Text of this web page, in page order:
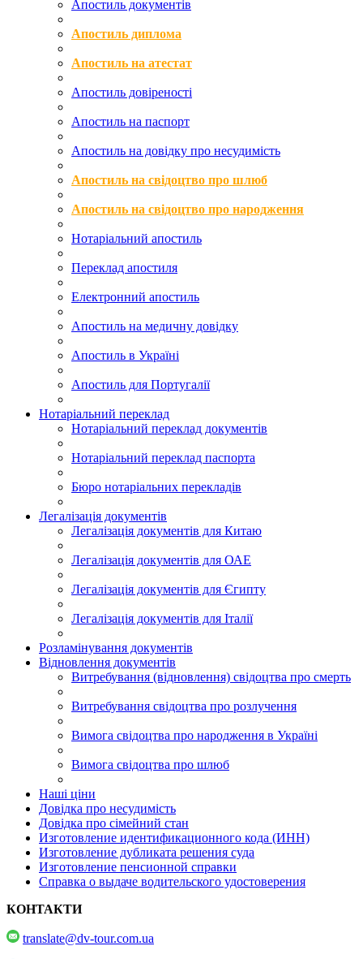
Апостиль документів
Апостиль диплома
Апостиль на атестат
Апостиль довіреності
Апостиль на паспорт
Апостиль на довідку про несудимість
Апостиль на свідоцтво про шлюб
Апостиль на свідоцтво про народження
Нотаріальний апостиль
Переклад апостиля
Електронний апостиль
Апостиль на медичну довідку
Апостиль в Україні
Апостиль для Португалії
Нотаріальний переклад
Нотаріальний переклад документів
Нотаріальний переклад паспорта
Бюро нотаріальних перекладів
Легалізація документів
Легалізація документів для Китаю
Легалізація документів для ОАЕ
Легалізація документів для Єгипту
Легалізація документів для Італії
Розламінування документів
Відновлення документів
Витребування (відновлення) свідоцтва про смерть
Витребування свідоцтва про розлучення
Вимога свідоцтва про народження в Україні
Вимога свідоцтва про шлюб
Наші ціни
Довідка про несудимість
Довідка про сімейний стан
Изготовление идентификационного кода (ИНН)
Изготовление дубликата решения суда
Изготовление пенсионной справки
Справка о выдаче водительского удостоверения
КОНТАКТИ
translate@dv-tour.com.ua